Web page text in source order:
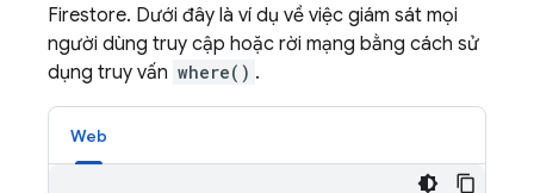
Firestore. Dưới đây là ví dụ về việc giám sát mọi
người dùng truy cập hoặc rời mạng bằng cách sử
dụng truy vấn where() .
Web